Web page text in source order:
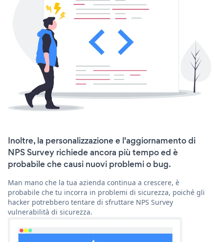
Inoltre, la personalizzazione e l'aggiornamento di
NPS Survey richiede ancora più tempo ed è
probabile che causi nuovi problemi o bug.
Man mano che la tua azienda continua a crescere, è
probabile che tu incorra in problemi di sicurezza, poiché gli
hacker potrebbero tentare di sfruttare NPS Survey
vulnerabilità di sicurezza.